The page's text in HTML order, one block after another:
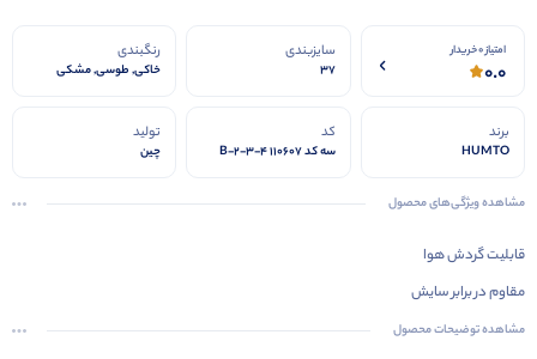
امتیاز 0 خریدار
0.0
سایزبندی
37
رنگبندی
خاکی, طوسی, مشکی
برند
HUMTO
کد
سه کد 110607 B-2-3-4
تولید
چین
مشاهده ویژگی‌های محصول
قابلیت گردش هوا
مقاوم در برابر سایش
کاهش فشار وارده
مشاهده توضیحات محصول